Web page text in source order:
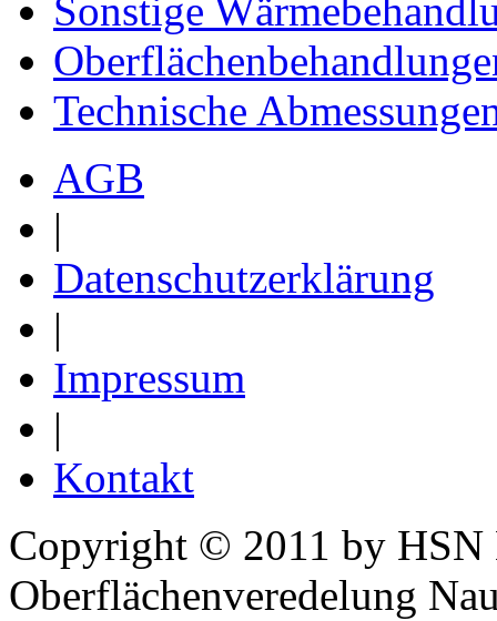
Sonstige
Technische
AGB
|
Datenschutzerklärung
|
Impressum
|
Kontakt
Copyright © 2011 by HSN
Oberflächenveredelung